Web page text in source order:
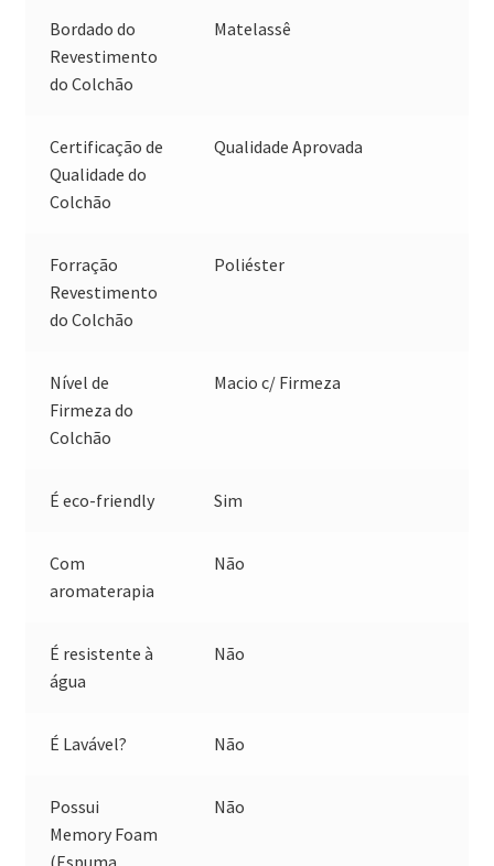
Bordado do
Revestimento
do Colchão
Matelassê
Certificação de
Qualidade do
Colchão
Qualidade Aprovada
Forração
Revestimento
do Colchão
Poliéster
Nível de
Firmeza do
Colchão
Macio c/ Firmeza
É eco-friendly Sim
Com
aromaterapia
Não
É resistente à
água
Não
É Lavável? Não
Possui
Memory Foam
Não